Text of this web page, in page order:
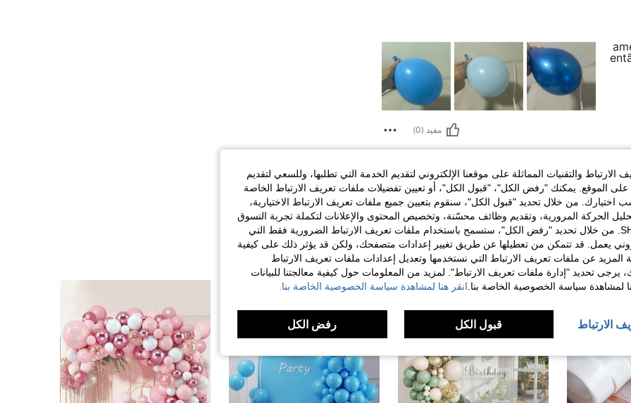
مفيد (0)
والتقنيات المماثلة على موقعنا الإلكتروني لتقديم الخدمة التي تطلبها، وللسعي لتقديم
الموقع. يمكنك "رفض الكل"، "قبول الكل"، أو تعيين تفضيلات ملفات تعريف الارتباط الخاصة
من خلال تحديد "قبول الكل"، سنقوم بتعيين جميع ملفات تعريف الارتباط الاختيارية،
الحركة المرورية، وتقديم وظائف محسّنة، وتخصيص المحتوى والإعلانات لتكملة تجربة التسوق
الخاصة بك مع SHEIN. من خلال تحديد "رفض الكل"، ستسمح باستخدام ملفات تعريف الارتباط الضرورية فقط التي
يعمل. قد تتمكن من تعطيلها عن طريق تغيير إعدادات متصفحك، ولكن قد يؤثر ذلك على كيفية
المزيد عن ملفات تعريف الارتباط التي نستخدمها وتعديل إعدادات ملفات تعريف الارتباط
يرجى تحديد "إدارة ملفات تعريف الارتباط". لمزيد من المعلومات حول كيفية معالجتنا للبيانات
لمشاهدة سياسة الخصوصية الخاصة بنا. انقر هنا لمشاهدة سياسة الخصوصية الخاصة بنا.
الارتباط قبول الكل رفض الكل